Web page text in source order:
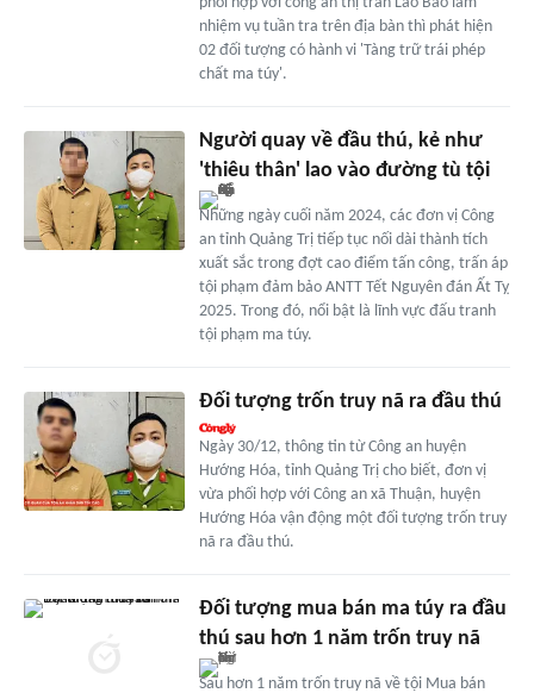
nhiệm vụ tuần tra trên địa bàn thì phát hiện
02 đối tượng có hành vi 'Tàng trữ trái phép
chất ma túy'.
Người quay về đầu thú, kẻ như
'thiêu thân' lao vào đường tù tội
Những ngày cuối năm 2024, các đơn vị Công
an tỉnh Quảng Trị tiếp tục nối dài thành tích
xuất sắc trong đợt cao điểm tấn công, trấn áp
tội phạm đảm bảo ANTT Tết Nguyên đán Ất Tỵ
2025. Trong đó, nổi bật là lĩnh vực đấu tranh
tội phạm ma túy.
Đối tượng trốn truy nã ra đầu thú
Ngày 30/12, thông tin từ Công an huyện
Hướng Hóa, tỉnh Quảng Trị cho biết, đơn vị
vừa phối hợp với Công an xã Thuận, huyện
Hướng Hóa vận động một đối tượng trốn truy
nã ra đầu thú.
Đối tượng mua bán ma túy ra đầu
thú sau hơn 1 năm trốn truy nã
Sau hơn 1 năm trốn truy nã về tội Mua bán